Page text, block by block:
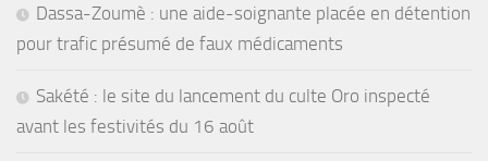
Dassa-Zoumè : une aide-soignante placée en détention
pour trafic présumé de faux médicaments
Sakété : le site du lancement du culte Oro inspecté
avant les festivités du 16 août